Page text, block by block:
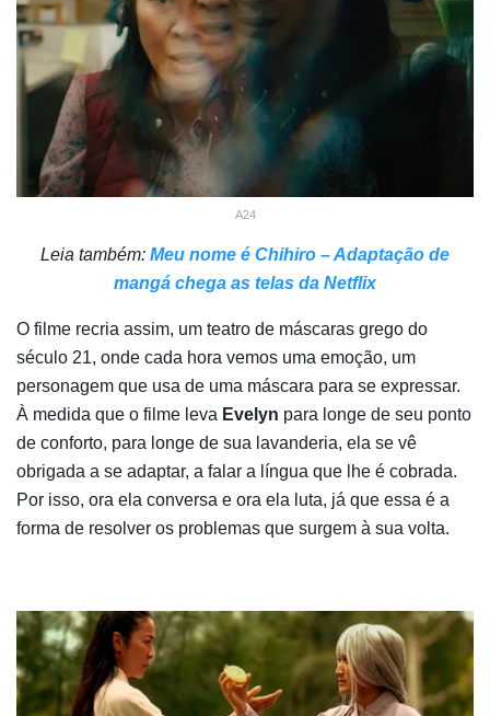
A24
Leia também: Meu nome é Chihiro – Adaptação de
mangá chega as telas da Netflix
O filme recria assim, um teatro de máscaras grego do
século 21, onde cada hora vemos uma emoção, um
personagem que usa de uma máscara para se expressar.
À medida que o filme leva Evelyn para longe de seu ponto
de conforto, para longe de sua lavanderia, ela se vê
obrigada a se adaptar, a falar a língua que lhe é cobrada.
Por isso, ora ela conversa e ora ela luta, já que essa é a
forma de resolver os problemas que surgem à sua volta.